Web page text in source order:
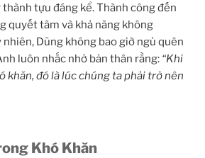
tựu đáng kể. Thành công đến
quyết tâm và khả năng không
nhiên, Dũng không bao giờ ngủ quên
luôn nhắc nhở bản thân rằng: “Khi
khăn, đó là lúc chúng ta phải trở nên
Khó Khăn